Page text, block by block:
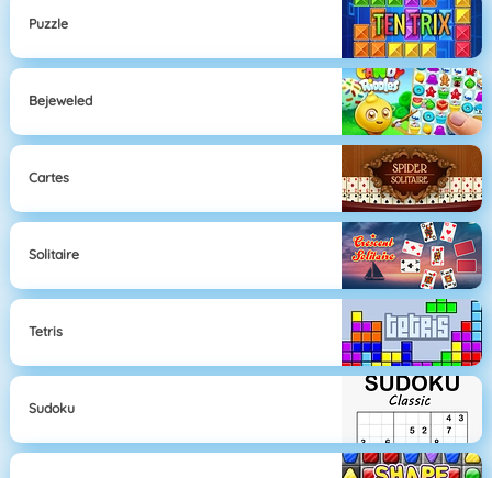
Puzzle
Bejeweled
Cartes
Solitaire
Tetris
Sudoku